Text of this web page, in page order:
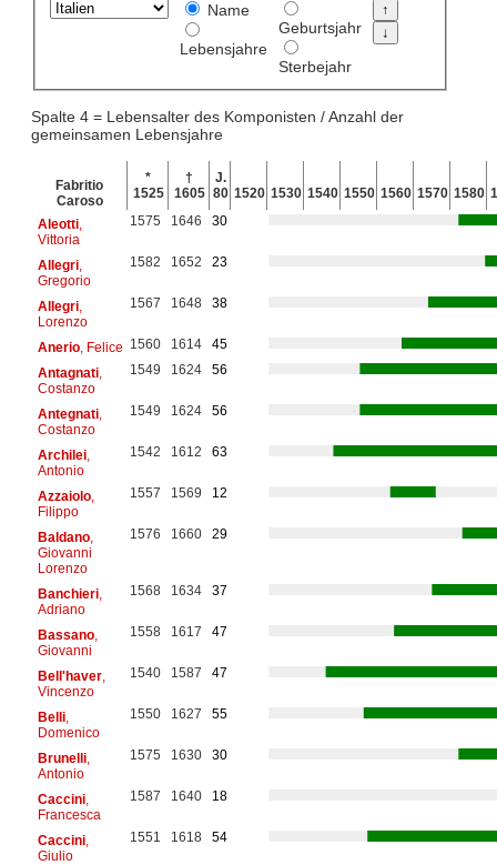
Name
Lebensjahre
Geburtsjahr
Sterbejahr
Spalte 4 = Lebensalter des Komponisten / Anzahl der
gemeinsamen Lebensjahre
Fabritio
Caroso
*
1525
†
1605
J.
80 1520 1530 1540 1550 1560 1570 1580
Aleotti,
Vittoria
1575 1646 30
Allegri,
Gregorio
1582 1652 23
Allegri,
Lorenzo
1567 1648 38
Anerio, Felice 1560 1614
45
Antagnati,
Costanzo
1549 1624 56
Antegnati,
Costanzo
1549 1624 56
Archilei,
Antonio
1542 1612 63
Azzaiolo,
Filippo
1557 1569 12
Baldano,
Giovanni
Lorenzo
1576 1660 29
Banchieri,
Adriano
1568 1634 37
Bassano,
Giovanni
1558 1617 47
Bell'haver,
Vincenzo
1540 1587 47
Belli,
Domenico
1550 1627 55
Brunelli,
Antonio
1575 1630 30
Caccini,
Francesca
1587 1640 18
Caccini,
Giulio
1551 1618 54